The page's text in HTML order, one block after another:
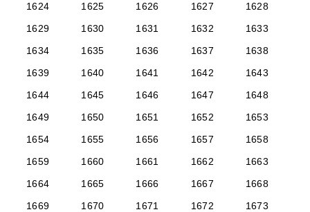
1624
1625 1626 1627
1628
1629
1630 1631 1632
1633
1634
1635 1636 1637
1638
1639
1640 1641 1642
1643
1644
1645 1646 1647
1648
1649
1650 1651 1652
1653
1654
1655 1656 1657
1658
1659
1660 1661 1662
1663
1664
1665 1666 1667
1668
1669
1670 1671 1672
1673